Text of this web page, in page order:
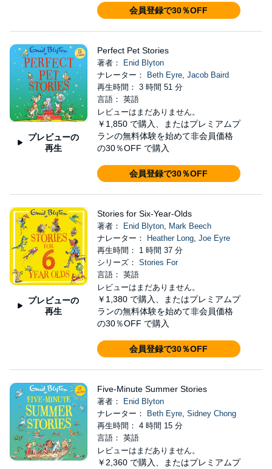
会員登録で30％OFF
プレビューの
再生
Perfect Pet Stories
著者：
Enid Blyton
ナレーター：
Beth Eyre, Jacob Baird
再生時間： 3 時間 51 分
言語： 英語
レビューはまだありません。
￥1,850 で購入、またはプレミアムプ
ランの無料体験を始めて非会員価格
の30％OFF で購入
会員登録で30％OFF
プレビューの
再生
Stories for Six-Year-Olds
著者： Enid Blyton, Mark Beech
ナレーター：
Heather Long, Joe Eyre
再生時間： 1 時間 37 分
シリーズ： Stories For
言語： 英語
レビューはまだありません。
￥1,380 で購入、またはプレミアムプ
ランの無料体験を始めて非会員価格
の30％OFF で購入
会員登録で30％OFF
Five-Minute Summer Stories
著者：
Enid Blyton
ナレーター：
Beth Eyre, Sidney Chong
再生時間： 4 時間 15 分
言語： 英語
レビューはまだありません。
￥2,360 で購入、またはプレミアムプ